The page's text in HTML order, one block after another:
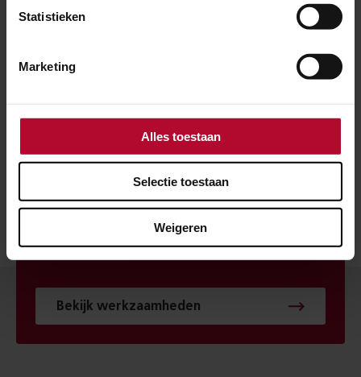
Statistieken
Marketing
Alles toestaan
Selectie toestaan
Weigeren
werkzaamheden in jouw buurt gepland staan.
POSTCODE
Bekijk werkzaamheden